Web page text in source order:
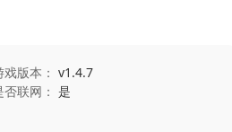
戏版本： v1.4.7
竞速
否联网： 是